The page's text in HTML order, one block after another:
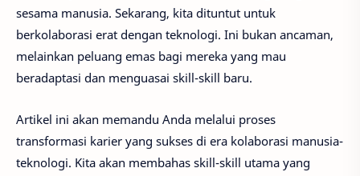
sesama manusia. Sekarang, kita dituntut untuk
berkolaborasi erat dengan teknologi. Ini bukan ancaman,
melainkan peluang emas bagi mereka yang mau
beradaptasi dan menguasai skill-skill baru.
Artikel ini akan memandu Anda melalui proses
transformasi karier yang sukses di era kolaborasi manusia-
teknologi. Kita akan membahas skill-skill utama yang